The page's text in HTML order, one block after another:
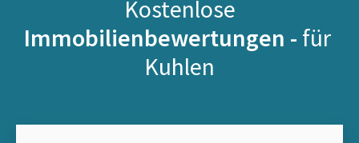
Kostenlose
Immobilienbewertungen - für
Kuhlen